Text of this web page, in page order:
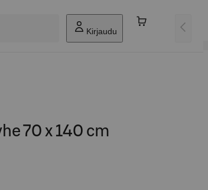
Kirjaudu
70 x 140 cm